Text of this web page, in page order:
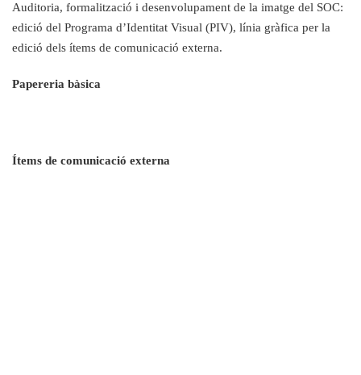
Auditoria, formalització i desenvolupament de la imatge del SOC:
edició del Programa d’Identitat Visual (PIV), línia gràfica per la
edició dels ítems de comunicació externa.
Papereria bàsica
Ítems de comunicació externa